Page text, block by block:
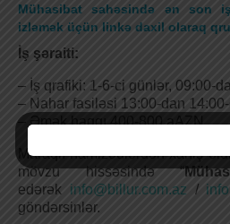
Mühasibat sahəsində ən son
izləmək üçün linkə daxil olaraq
İş şəraiti:
– İş qrafiki: 1-6-ci günlər, 09:00-
– Nahar fasiləsi 13:00-dan
– Əmək haqqı 400-800 aAZN
Maraqlı namizədlərdən xahiş
mövzu hissəsində “
edərək info@billur.com.az /
göndərsinlər.